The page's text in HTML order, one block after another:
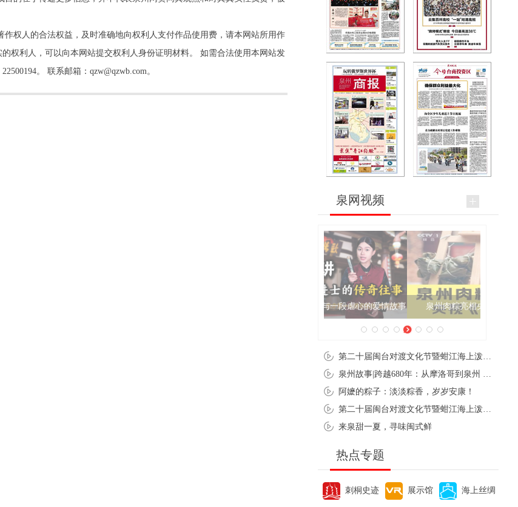
权人的合法权益，及时准确地向权利人支付作品使用费，请本网站所用作
权利人，可以向本网站提交权利人身份证明材料。 如需合法使用本网站发
。 联系邮箱：qzw@qzwb.com。
泉网视频
泉州肉粽亮相央视《新闻联播》
阿嬷的粽子：淡淡粽香，岁岁安康！
来泉甜一夏，寻味闽式鲜
热点专题
刺桐史迹 展示馆 海上丝绸